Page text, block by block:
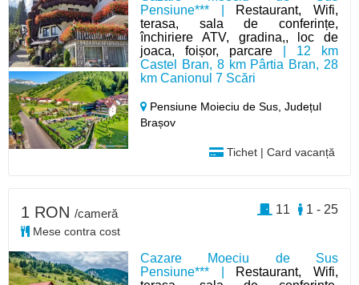
Pensiune*** | Restaurant, Wifi,
terasa, sala de conferințe,
închiriere ATV, gradina,, loc de
joaca, foișor, parcare | 12 km
Castel Bran, 8 km Pârtia Bran, 28
km Canionul 7 Scări
Pensiune Moieciu de Sus,Județul
Brașov
Tichet | Card vacanță
Cazare Moeciu de Sus
Pensiune*** | Restaurant, Wifi,
1 RON /cameră
Mese contra cost
1 - 25
11